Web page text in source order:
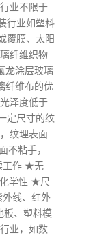
业不限于
行业如塑料
覆膜、太阳
纤维织物
龙涂层玻璃
纤维布的优
泽度低于
定尺寸的纹
纹理表面
粘手，
工作 ★无
学性 ★尺
线、红外
、塑料模
业，如数